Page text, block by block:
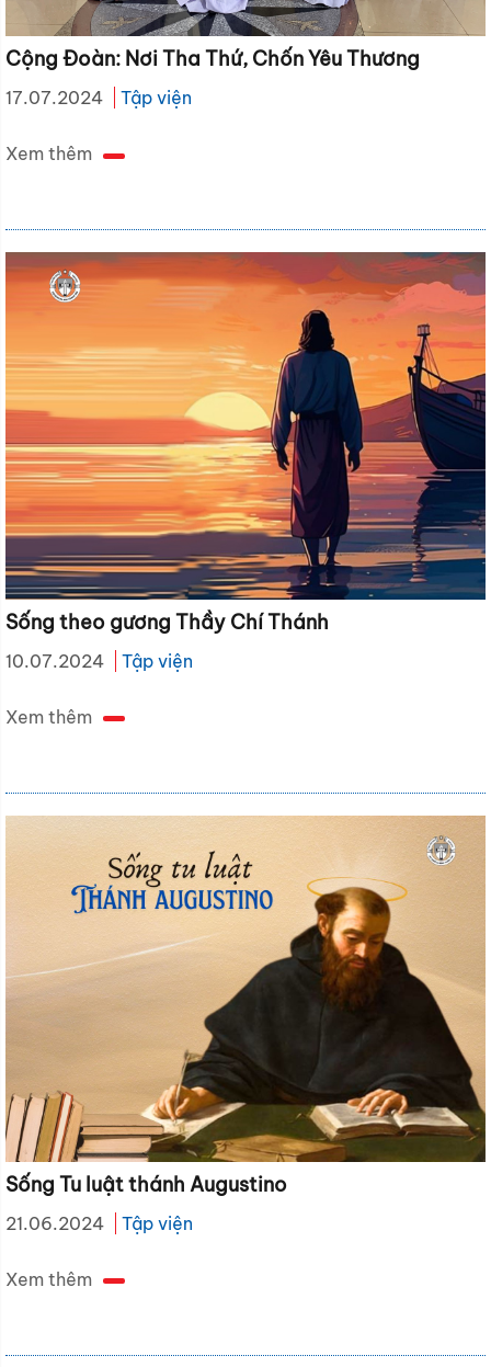
Cộng Đoàn: Nơi Tha Thứ, Chốn Yêu Thương
17.07.2024 Tập viện
Xem thêm
Sống theo gương Thầy Chí Thánh
10.07.2024 Tập viện
Xem thêm
Sống Tu luật thánh Augustino
21.06.2024 Tập viện
Xem thêm